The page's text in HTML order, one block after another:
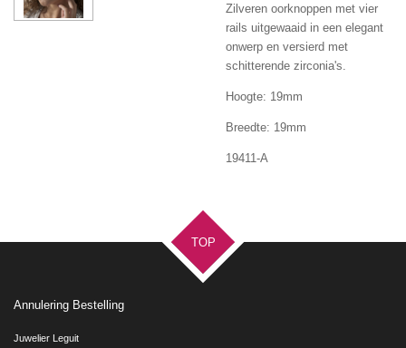
Zilveren oorknoppen met vier
rails uitgewaaid in een elegant
onwerp en versierd met
schitterende zirconia's.
Hoogte: 19mm
Breedte: 19mm
19411-A
TOP
Annulering Bestelling
Juwelier Leguit